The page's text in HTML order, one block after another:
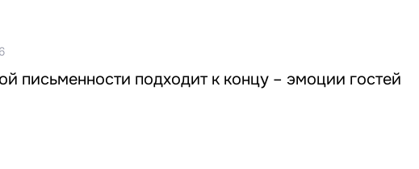
письменности подходит к концу – эмоции гостей